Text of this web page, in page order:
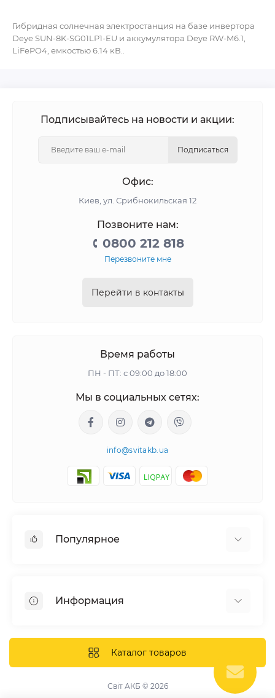
Гибридная солнечная электростанция на базе инвертора
Deye SUN-8K-SG01LP1-EU и аккумулятора Deye RW-M6.1,
LiFePO4, емкостью 6.14 кВ..
Подписывайтесь на новости и акции:
Подписаться
Офис:
Киев, ул. Срибнокильская 12
Позвоните нам:
0800 212 818
Перезвоните мне
Перейти в контакты
Время работы
ПН - ПТ: с 09:00 до 18:00
Мы в социальных сетях:
info@svitakb.ua
Популярное
Системы хранения энергии
Инверторы
Аккумуляторы
Информация
Доставка и оплата
Каталог товаров
Світ АКБ © 2026